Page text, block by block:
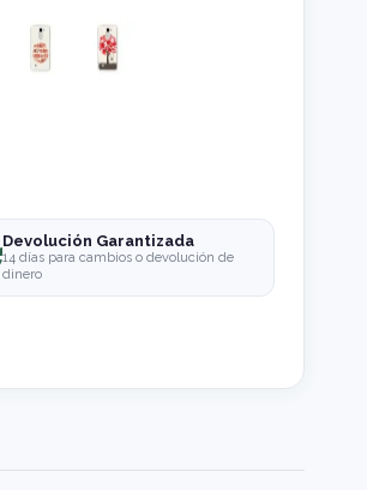
Devolución Garantizada
14 días para cambios o devolución de
dinero